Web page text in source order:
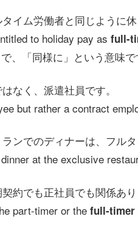
イム労働者と同じように
to holiday pay as full-
、「同様に」という意味で
なく、派遣社員です。
but rather a contract
ンでのディナーは、フル
at the exclusive
約でも正社員でも関係あり
part-timer or the full-timer